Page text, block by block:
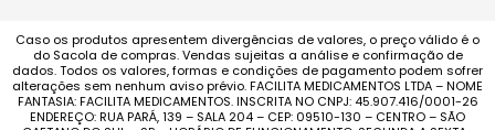
Caso os produtos apresentem divergências de valores, o preço válido é o
do Sacola de compras. Vendas sujeitas a análise e confirmação de
dados. Todos os valores, formas e condições de pagamento podem sofrer
alterações sem nenhum aviso prévio. FACILITA MEDICAMENTOS LTDA – NOME
FANTASIA: FACILITA MEDICAMENTOS. INSCRITA NO CNPJ: 45.907.416/0001-26
ENDEREÇO: RUA PARÁ, 139 – SALA 204 – CEP: 09510-130 – CENTRO – SÃO